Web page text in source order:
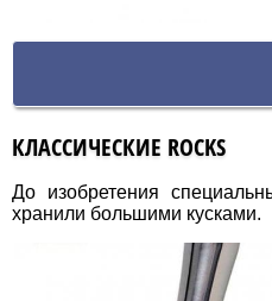
КЛАССИЧЕСКИЕ ROCKS
До изобретения
хранили большими кусками.